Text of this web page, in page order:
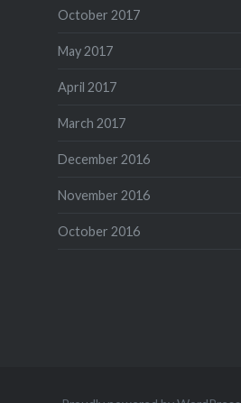
October 2017
May 2017
April 2017
March 2017
December 2016
November 2016
October 2016